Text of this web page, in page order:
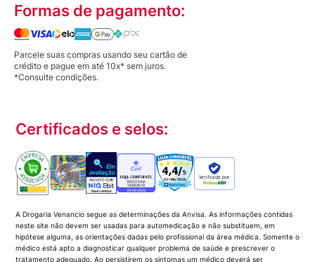
Formas de pagamento:
Parcele suas compras usando seu cartão de
crédito e pague em até 10x* sem juros.
*Consulte condições.
Certificados e selos:
Verificada por
A Drogaria Venancio segue as determinações da Anvisa. As informações contidas
neste site não devem ser usadas para automedicação e não substituem, em
hipótese alguma, as orientações dadas pelo profissional da área médica. Somente o
médico está apto a diagnosticar qualquer problema de saúde e prescrever o
tratamento adequado. Ao persistirem os sintomas um médico deverá ser